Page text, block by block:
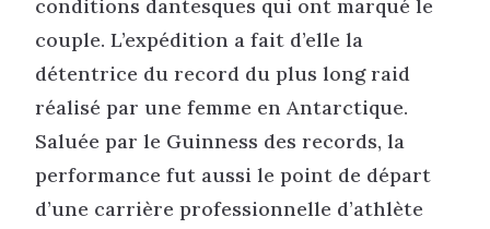
conditions dantesques qui ont marqué le
couple. L’expédition a fait d’elle la
détentrice du record du plus long raid
réalisé par une femme en Antarctique.
Saluée par le Guinness des records, la
performance fut aussi le point de départ
d’une carrière professionnelle d’athlète